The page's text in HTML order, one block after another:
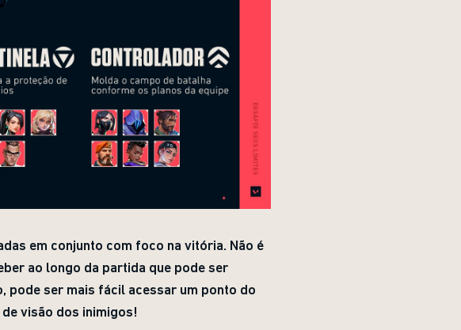
em conjunto com foco na vitória. Não é
ao longo da partida que pode ser
pode ser mais fácil acessar um ponto do
visão dos inimigos!